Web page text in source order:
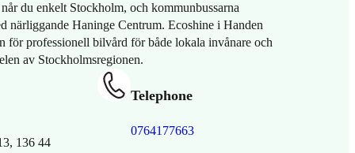
du enkelt Stockholm, och kommunbussarna
närliggande Haninge Centrum. Ecoshine i Handen
för professionell bilvård för både lokala invånare och
av Stockholmsregionen.
136 44
Telephone
0764177663